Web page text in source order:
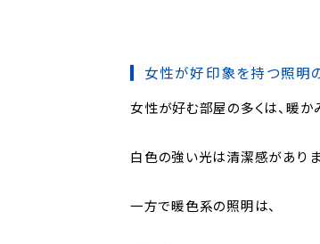
女性が好印象を持つ照明
女性が好む部屋の多くは、暖
白色の強い光は清潔感がありま
一方で暖色系の照明は、